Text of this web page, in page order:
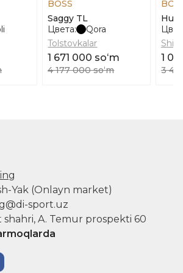
BOSS
Saggy TL
Цвета:
Qora
Tolstovkalar
1 671 000 soʻm
4 177 000 soʻm
1
3
Yak (Onlayn market)
sport.uz
shahri, A. Temur prospekti 60